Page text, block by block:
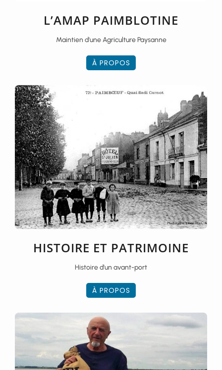
L’AMAP PAIMBLOTINE
Maintien d'une Agriculture Paysanne
À PROPOS
HISTOIRE ET PATRIMOINE
Histoire d'un avant-port
À PROPOS